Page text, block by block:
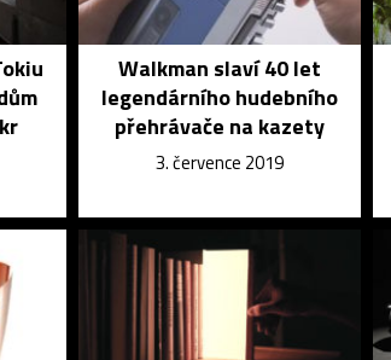
Walkman slaví 40 let
legendárního hudebního
přehrávače na kazety
3. července 2019